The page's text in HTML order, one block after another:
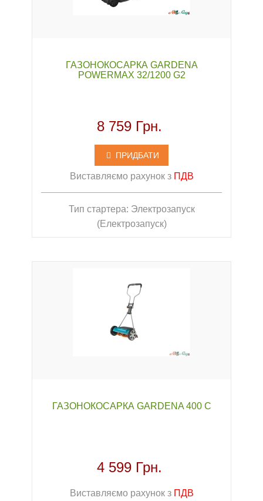
ГАЗОНОКОСАРКА GARDENA
POWERMAX 32/1200 G2
8 759 Грн.
ПРИДБАТИ
Виставляємо рахунок з ПДВ
Тип стартера: Электрозапуск
(Електрозапуск)
ГАЗОНОКОСАРКА GARDENA 400 С
4 599 Грн.
Виставляємо рахунок з ПДВ